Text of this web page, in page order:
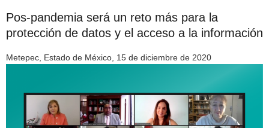
Pos-pandemia será un reto más para la
protección de datos y el acceso a la información
Metepec, Estado de México, 15 de diciembre de 2020